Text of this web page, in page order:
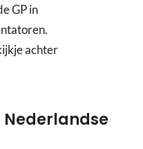
GP in
achter
Nederlandse